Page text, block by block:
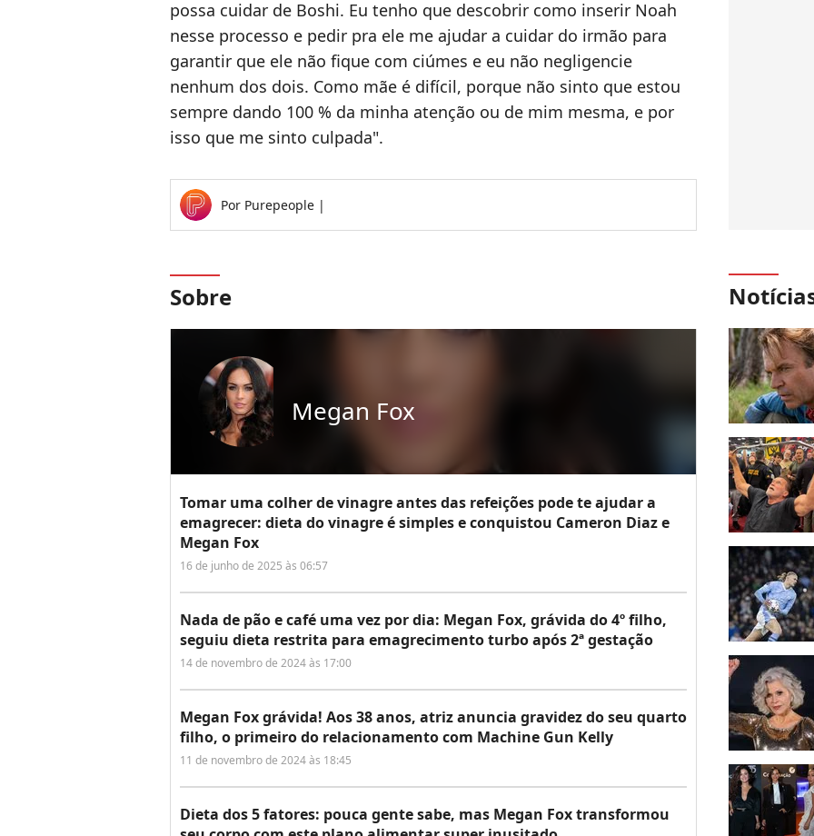
possa cuidar de Boshi. Eu tenho que descobrir como inserir Noah
nesse processo e pedir pra ele me ajudar a cuidar do irmão para
garantir que ele não fique com ciúmes e eu não negligencie
nenhum dos dois. Como mãe é difícil, porque não sinto que estou
sempre dando 100 % da minha atenção ou de mim mesma, e por
isso que me sinto culpada".
Por Purepeople |
Sobre
Megan Fox
Tomar uma colher de vinagre antes das refeições pode te ajudar a
emagrecer: dieta do vinagre é simples e conquistou Cameron Diaz e
Megan Fox
16 de junho de 2025 às 06:57
Nada de pão e café uma vez por dia: Megan Fox, grávida do 4º filho,
seguiu dieta restrita para emagrecimento turbo após 2ª gestação
14 de novembro de 2024 às 17:00
Megan Fox grávida! Aos 38 anos, atriz anuncia gravidez do seu quarto
filho, o primeiro do relacionamento com Machine Gun Kelly
11 de novembro de 2024 às 18:45
Dieta dos 5 fatores: pouca gente sabe, mas Megan Fox transformou